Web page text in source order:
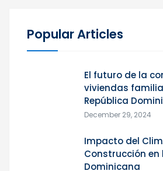
Popular Articles
El futuro de la
viviendas
República
December 29, 2024
Impacto del
Construcción en
Dominicana